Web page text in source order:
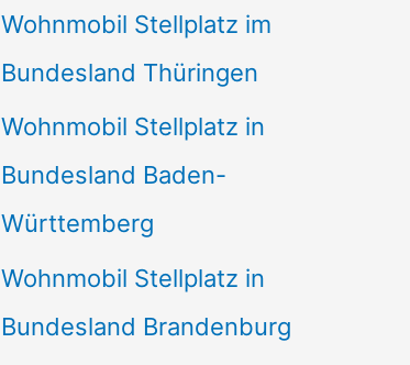
Wohnmobil Stellplatz im
Bundesland Thüringen
Wohnmobil Stellplatz in
Bundesland Baden-
Württemberg
Wohnmobil Stellplatz in
Bundesland Brandenburg